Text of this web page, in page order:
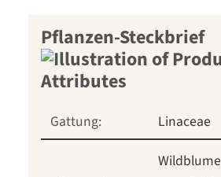
Pflanzen-Steckbrief
Gattung: Linaceae
Wildblume